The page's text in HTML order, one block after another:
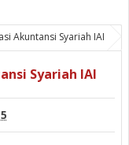
Akuntansi Syariah IAI
Syariah IAI